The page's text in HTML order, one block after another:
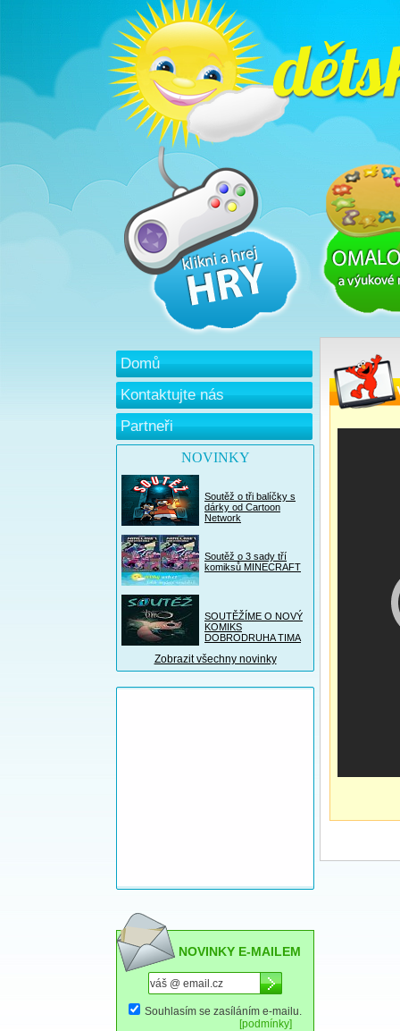
Domů
Kontaktujte nás
Partneři
NOVINKY
Soutěž o tři balíčky s
dárky od Cartoon
Network
Soutěž o 3 sady tří
komiksů MINECRAFT
SOUTĚŽÍME O NOVÝ
KOMIKS
DOBRODRUHA TIMA
Zobrazit všechny novinky
NOVINKY E-MAILEM
Souhlasím se zasíláním e-mailu.
[podmínky]